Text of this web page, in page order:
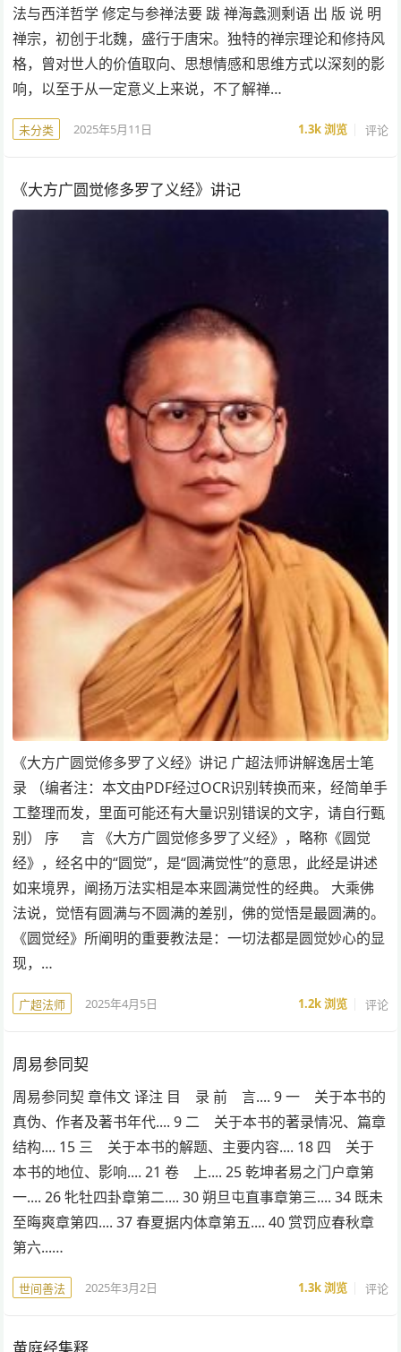
法与西洋哲学 修定与参禅法要 跋 禅海蠡测剩语 出 版 说 明
禅宗，初创于北魏，盛行于唐宋。独特的禅宗理论和修持风
格，曾对世人的价值取向、思想情感和思维方式以深刻的影
响，以至于从一定意义上来说，不了解禅…
未分类 2025年5月11日 1.3k浏览 评论
《大方广圆觉修多罗了义经》讲记
《大方广圆觉修多罗了义经》讲记 广超法师讲解逸居士笔
录 （编者注：本文由PDF经过OCR识别转换而来，经简单手
工整理而发，里面可能还有大量识别错误的文字，请自行甄
别） 序 言 《大方广圆觉修多罗了义经》，略称《圆觉
经》，经名中的“圆觉”，是“圆满觉性”的意思，此经是讲述
如来境界，阐扬万法实相是本来圆满觉性的经典。 大乘佛
法说，觉悟有圆满与不圆满的差别，佛的觉悟是最圆满的。
《圆觉经》所阐明的重要教法是：一切法都是圆觉妙心的显
现，…
广超法师 2025年4月5日 1.2k浏览 评论
周易参同契
周易参同契 章伟文 译注 目 录 前 言.... 9 一 关于本书的
真伪、作者及著书年代.... 9 二 关于本书的著录情况、篇章
结构.... 15 三 关于本书的解题、主要内容.... 18 四 关于
本书的地位、影响.... 21 卷 上.... 25 乾坤者易之门户章第
一.... 26 牝牡四卦章第二.... 30 朔旦屯直事章第三.... 34 既未
至晦爽章第四.... 37 春夏据内体章第五.... 40 赏罚应春秋章
第六...…
世间善法 2025年3月2日 1.3k浏览 评论